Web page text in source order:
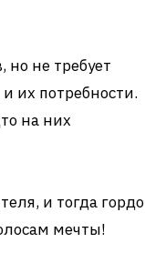
не требует
их потребности.
на них
и тогда гордо
мечты!